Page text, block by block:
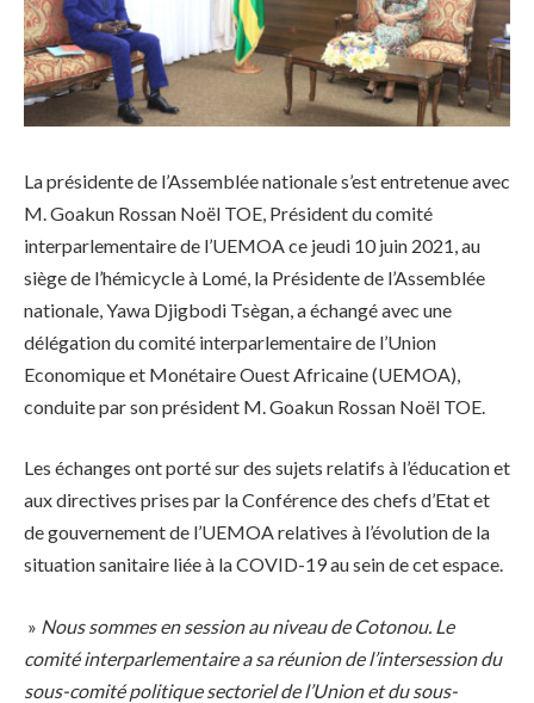
La présidente de l’Assemblée nationale s’est entretenue avec
M. Goakun Rossan Noël TOE, Président du comité
interparlementaire de l’UEMOA ce jeudi 10 juin 2021, au
siège de l’hémicycle à Lomé, la Présidente de l’Assemblée
nationale, Yawa Djigbodi Tsègan, a échangé avec une
délégation du comité interparlementaire de l’Union
Economique et Monétaire Ouest Africaine (UEMOA),
conduite par son président M. Goakun Rossan Noël TOE.
Les échanges ont porté sur des sujets relatifs à l’éducation et
aux directives prises par la Conférence des chefs d’Etat et
de gouvernement de l’UEMOA relatives à l’évolution de la
situation sanitaire liée à la COVID-19 au sein de cet espace.
» Nous sommes en session au niveau de Cotonou. Le
comité interparlementaire a sa réunion de l’intersession du
sous-comité politique sectoriel de l’Union et du sous-